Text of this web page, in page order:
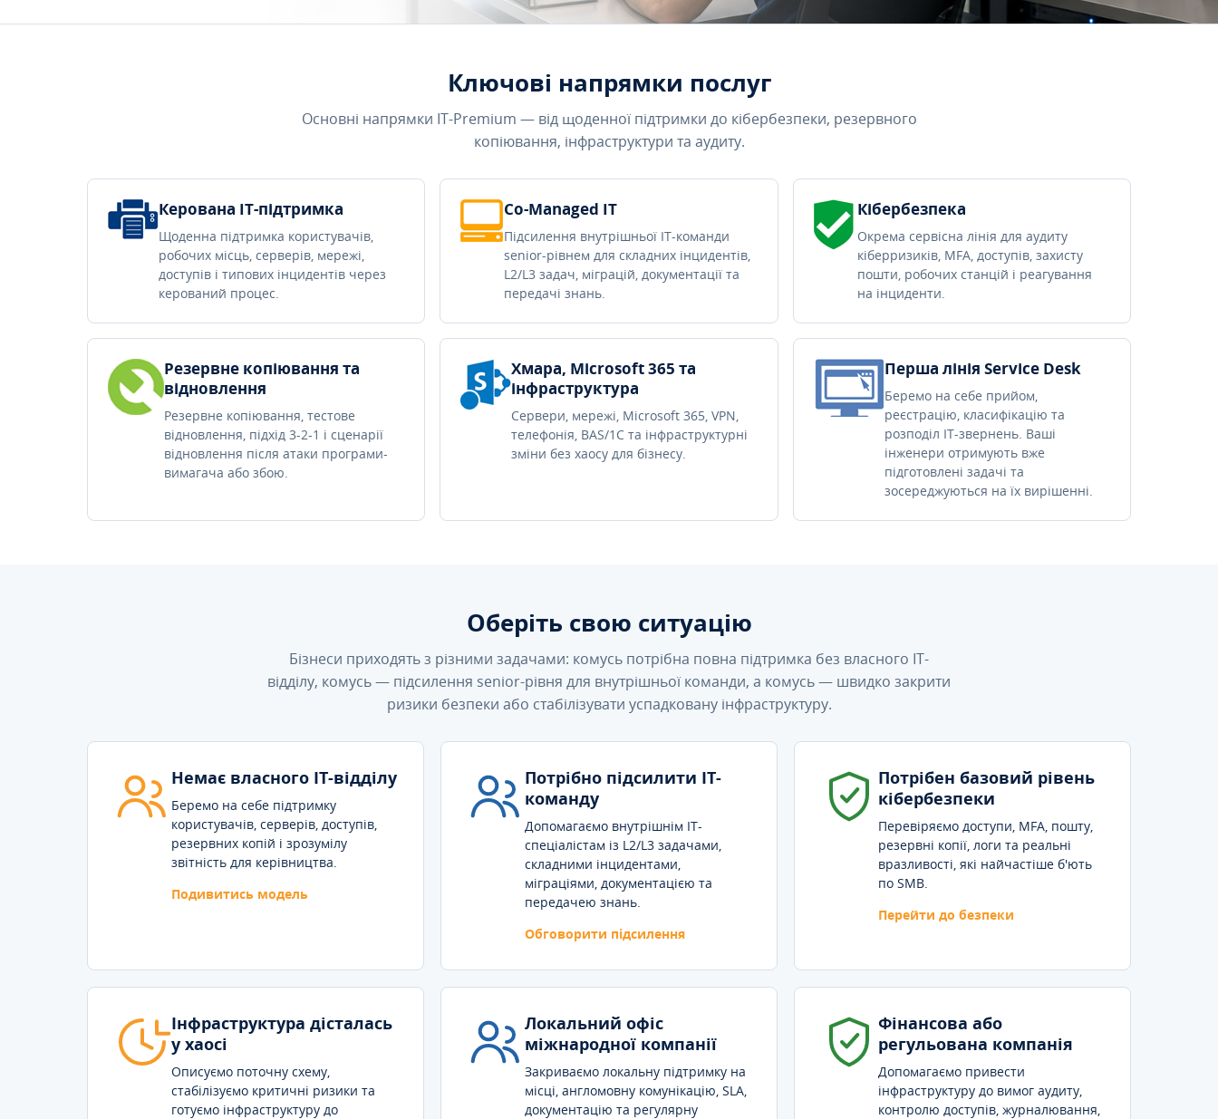
Ключові напрямки послуг
Основні напрямки IT-Premium — від щоденної підтримки до кібербезпеки, резервного
копіювання, інфраструктури та аудиту.
Керована IT-підтримка
Щоденна підтримка користувачів,
робочих місць, серверів, мережі,
доступів і типових інцидентів через
керований процес.
Co-Managed IT
Підсилення внутрішньої IT-команди
senior-рівнем для складних інцидентів,
L2/L3 задач, міграцій, документації та
передачі знань.
Кібербезпека
Окрема сервісна лінія для аудиту
кіберризиків, MFA, доступів, захисту
пошти, робочих станцій і реагування
на інциденти.
Резервне копіювання та
відновлення
Резервне копіювання, тестове
відновлення, підхід 3-2-1 і сценарії
відновлення після атаки програми-
вимагача або збою.
Хмара, Microsoft 365 та
інфраструктура
Сервери, мережі, Microsoft 365, VPN,
телефонія, BAS/1C та інфраструктурні
зміни без хаосу для бізнесу.
Перша лінія Service Desk
Беремо на себе прийом,
реєстрацію, класифікацію та
розподіл IT-звернень. Ваші
інженери отримують вже
підготовлені задачі та
зосереджуються на їх вирішенні.
Оберіть свою ситуацію
Бізнеси приходять з різними задачами: комусь потрібна повна підтримка без власного IT-
відділу, комусь — підсилення senior-рівня для внутрішньої команди, а комусь — швидко закрити
ризики безпеки або стабілізувати успадковану інфраструктуру.
Немає власного IT-відділу
Беремо на себе підтримку
користувачів, серверів, доступів,
резервних копій і зрозумілу
звітність для керівництва.
Подивитись модель
Потрібно підсилити IT-
команду
Допомагаємо внутрішнім IT-
спеціалістам із L2/L3 задачами,
складними інцидентами,
міграціями, документацією та
передачею знань.
Обговорити підсилення
Потрібен базовий рівень
кібербезпеки
Перевіряємо доступи, MFA, пошту,
резервні копії, логи та реальні
вразливості, які найчастіше б'ють
по SMB.
Перейти до безпеки
Інфраструктура дісталась
у хаосі
Описуємо поточну схему,
стабілізуємо критичні ризики та
готуємо інфраструктуру до
Локальний офіс
міжнародної компанії
Закриваємо локальну підтримку на
місці, англомовну комунікацію, SLA,
документацію та регулярну
Фінансова або
регульована компанія
Допомагаємо привести
інфраструктуру до вимог аудиту,
контролю доступів, журналювання,